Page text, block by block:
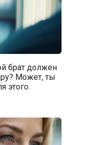
брат должен
Может, ты
этого